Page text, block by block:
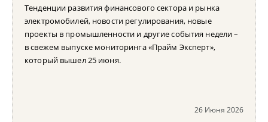
Тенденции развития финансового сектора и рынка
электромобилей, новости регулирования, новые
проекты в промышленности и другие события недели –
в свежем выпуске мониторинга «Прайм Эксперт»,
который вышел 25 июня.
26 Июня 2026